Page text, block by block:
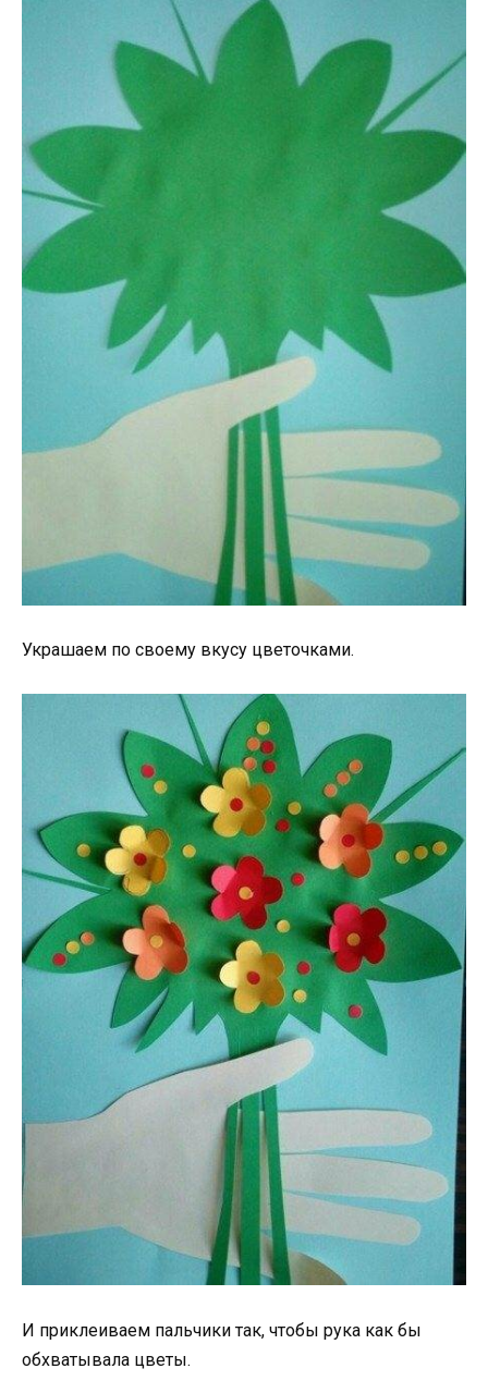
Украшаем по своему вкусу цветочками.
И приклеиваем пальчики так, чтобы рука как бы
обхватывала цветы.